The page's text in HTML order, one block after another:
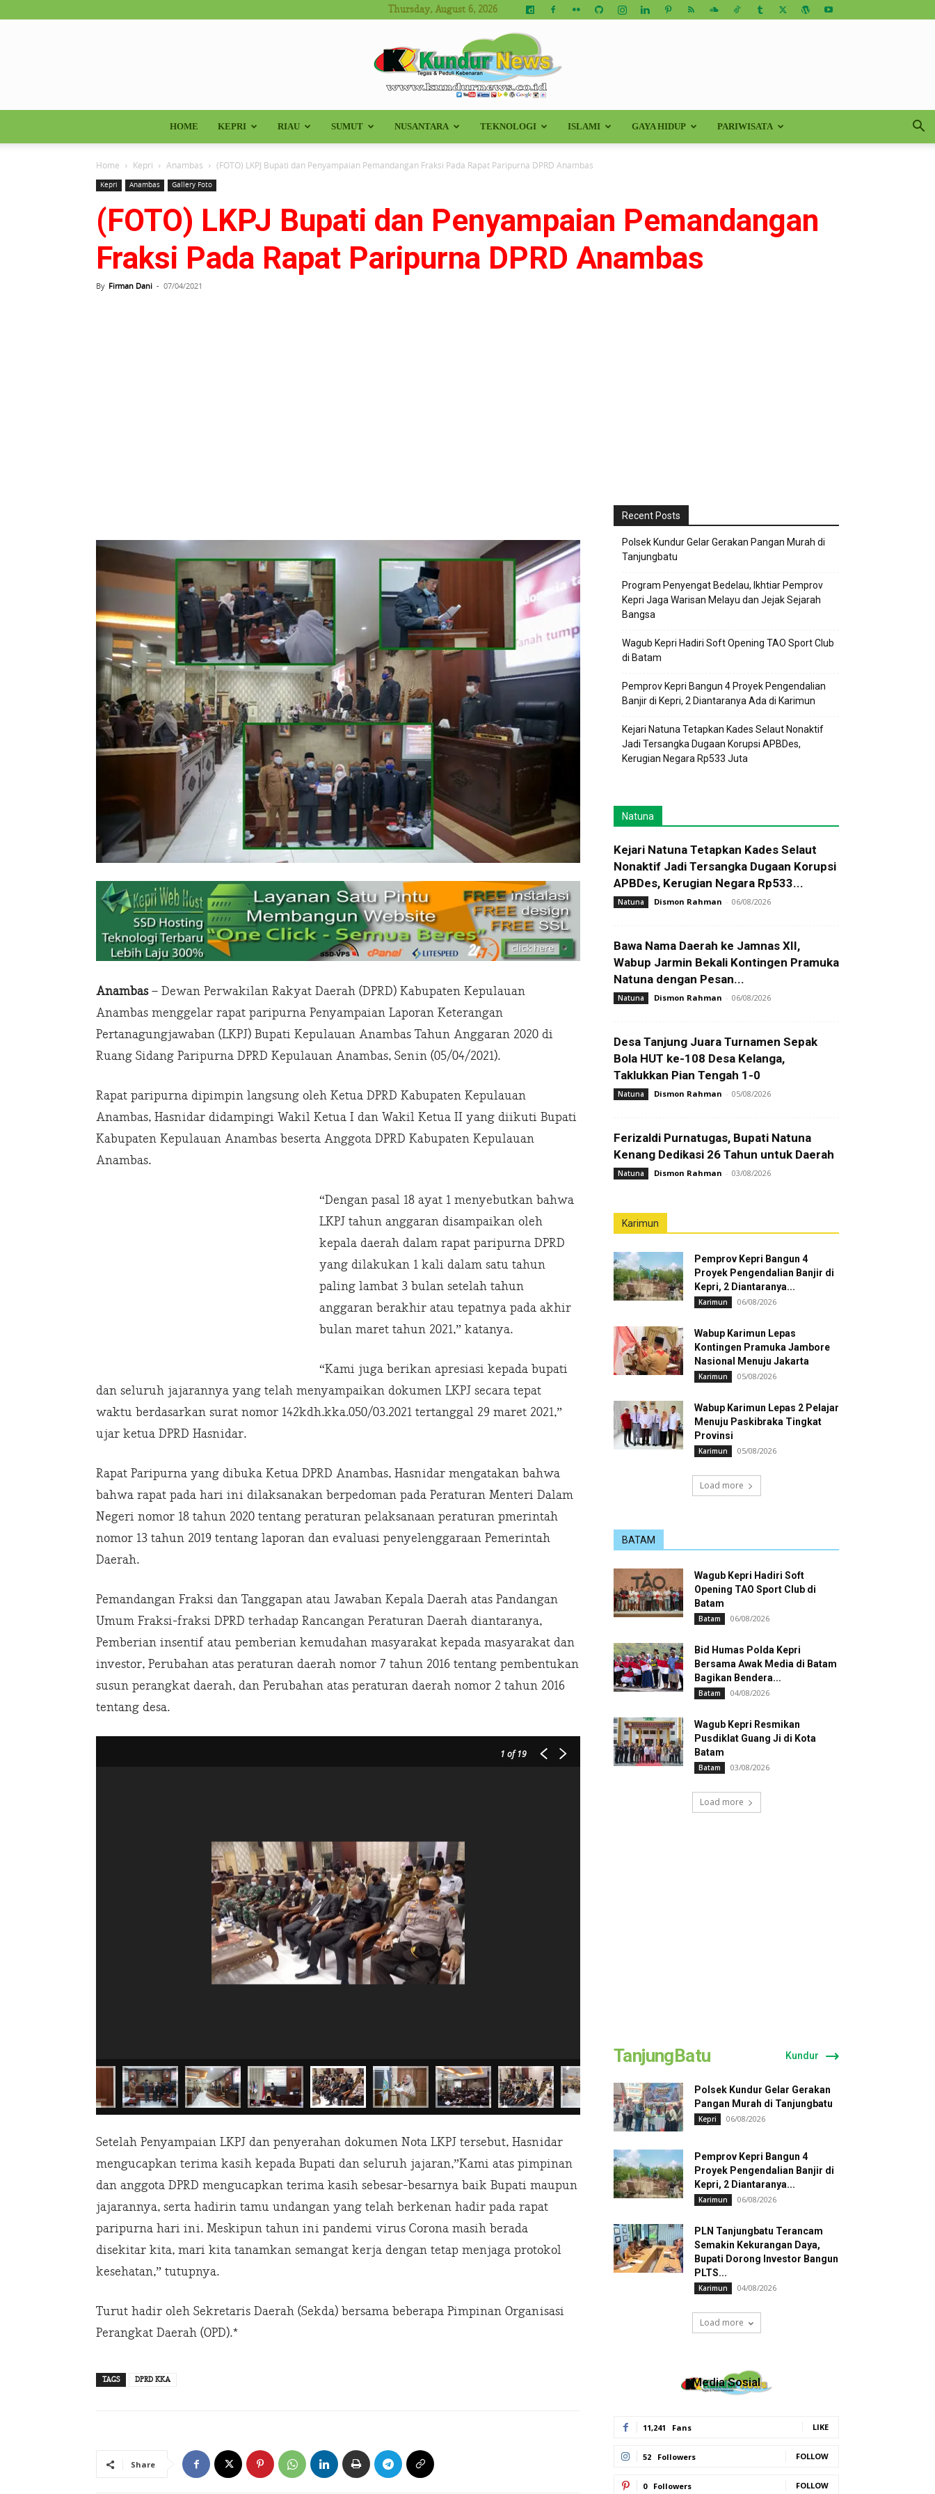
Thursday, August 6, 2026
Kundur
News
HOME KEPRI RIAU SUMUT NUSANTARA TEKNOLOGI ISLAMI GAYA HIDUP PARIWISATA
Home Kepri Anambas (FOTO) LKPJ Bupati dan Penyampaian Pemandangan Fraksi Pada Rapat Paripurna DPRD Anambas
Kepri Anambas Gallery Foto
(FOTO) LKPJ Bupati dan Penyampaian Pemandangan
Fraksi Pada Rapat Paripurna DPRD Anambas
By Firman Dani - 07/04/2021
Anambas– Dewan Perwakilan Rakyat Daerah (DPRD) Kabupaten Kepulauan
Anambas menggelar rapat paripurna Penyampaian Laporan Keterangan
Pertanagungjawaban (LKPJ) Bupati Kepulauan Anambas Tahun Anggaran 2020 di
Ruang Sidang Paripurna DPRD Kepulauan Anambas, Senin (05/04/2021).
Rapat paripurna dipimpin langsung oleh Ketua DPRD Kabupaten Kepulauan
Anambas, Hasnidar didampingi Wakil Ketua I dan Wakil Ketua II yang diikuti Bupati
Kabupaten Kepulauan Anambas beserta Anggota DPRD Kabupaten Kepulauan
Anambas.
“Dengan pasal 18 ayat 1 menyebutkan bahwa
LKPJ tahun anggaran disampaikan oleh
kepala daerah dalam rapat paripurna DPRD
yang dilakukan 1 kali dalam satu tahun
paling lambat 3 bulan setelah tahun
anggaran berakhir atau tepatnya pada akhir
bulan maret tahun 2021,” katanya.
“Kami juga berikan apresiasi kepada bupati
dan seluruh jajarannya yang telah menyampaikan dokumen LKPJ secara tepat
waktu berdasarkan surat nomor 142kdh.kka.050/03.2021 tertanggal 29 maret 2021,”
ujar ketua DPRD Hasnidar.
Rapat Paripurna yang dibuka Ketua DPRD Anambas, Hasnidar mengatakan bahwa
bahwa rapat pada hari ini dilaksanakan berpedoman pada Peraturan Menteri Dalam
Negeri nomor 18 tahun 2020 tentang peraturan pelaksanaan peraturan pmerintah
nomor 13 tahun 2019 tentang laporan dan evaluasi penyelenggaraan Pemerintah
Daerah.
Pemandangan Fraksi dan Tanggapan atau Jawaban Kepala Daerah atas Pandangan
Umum Fraksi-fraksi DPRD terhadap Rancangan Peraturan Daerah diantaranya,
Pemberian insentif atau pemberian kemudahan masyarakat kepada masyarakat dan
investor, Perubahan atas peraturan daerah nomor 7 tahun 2016 tentang pembentukan
susun perangkat daerah, dan Perubahan atas peraturan daerah nomor 2 tahun 2016
tentang desa.
1 of 19
Setelah Penyampaian LKPJ dan penyerahan dokumen Nota LKPJ tersebut, Hasnidar
mengucapkan terima kasih kepada Bupati dan seluruh jajaran,”Kami atas pimpinan
dan anggota DPRD mengucapkan terima kasih sebesar-besarnya baik Bupati maupun
jajarannya, serta hadirin tamu undangan yang telah berkenan hadir pada rapat
paripurna hari ini. Meskipun tahun ini pandemi virus Corona masih berada
disekitar kita, mari kita tanamkan semangat kerja dengan tetap menjaga protokol
kesehatan,” tutupnya.
Turut hadir oleh Sekretaris Daerah (Sekda) bersama beberapa Pimpinan Organisasi
Perangkat Daerah (OPD).*
TAGS DPRD KKA
Share
Recent Posts
Polsek Kundur Gelar Gerakan Pangan Murah di
Tanjungbatu
Program Penyengat Bedelau, Ikhtiar Pemprov
Kepri Jaga Warisan Melayu dan Jejak Sejarah
Bangsa
Wagub Kepri Hadiri Soft Opening TAO Sport Club
di Batam
Pemprov Kepri Bangun 4 Proyek Pengendalian
Banjir di Kepri, 2 Diantaranya Ada di Karimun
Kejari Natuna Tetapkan Kades Selaut Nonaktif
Jadi Tersangka Dugaan Korupsi APBDes,
Kerugian Negara Rp533 Juta
Natuna
Kejari Natuna Tetapkan Kades Selaut
Nonaktif Jadi Tersangka Dugaan Korupsi
APBDes, Kerugian Negara Rp533...
Natuna Dismon Rahman - 06/08/2026
Bawa Nama Daerah ke Jamnas XII,
Wabup Jarmin Bekali Kontingen Pramuka
Natuna dengan Pesan...
Natuna Dismon Rahman - 06/08/2026
Desa Tanjung Juara Turnamen Sepak
Bola HUT ke-108 Desa Kelanga,
Taklukkan Pian Tengah 1-0
Natuna Dismon Rahman - 05/08/2026
Ferizaldi Purnatugas, Bupati Natuna
Kenang Dedikasi 26 Tahun untuk Daerah
Natuna Dismon Rahman - 03/08/2026
Karimun
Pemprov Kepri Bangun 4
Proyek Pengendalian Banjir di
Kepri, 2 Diantaranya...
Karimun 06/08/2026
Wabup Karimun Lepas
Kontingen Pramuka Jambore
Nasional Menuju Jakarta
Karimun 05/08/2026
Wabup Karimun Lepas 2 Pelajar
Menuju Paskibraka Tingkat
Provinsi
Karimun 05/08/2026
Load more
BATAM
Wagub Kepri Hadiri Soft
Opening TAO Sport Club di
Batam
Batam 06/08/2026
Bid Humas Polda Kepri
Bersama Awak Media di Batam
Bagikan Bendera...
Batam 04/08/2026
Wagub Kepri Resmikan
Pusdiklat Guang Ji di Kota
Batam
Batam 03/08/2026
Load more
TanjungBatu Kundur
Polsek Kundur Gelar Gerakan
Pangan Murah di Tanjungbatu
Kepri 06/08/2026
Pemprov Kepri Bangun 4
Proyek Pengendalian Banjir di
Kepri, 2 Diantaranya...
Karimun 06/08/2026
PLN Tanjungbatu Terancam
Semakin Kekurangan Daya,
Bupati Dorong Investor Bangun
PLTS...
Karimun 04/08/2026
Load more
Media Sosial
11,241 Fans LIKE
52 Followers FOLLOW
0 Followers FOLLOW